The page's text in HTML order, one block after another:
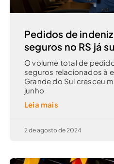
Pedidos de
seguros no RS já
O volume total de
seguros relacionados à
Grande do Sul cresceu
junho
Leia mais
2 de agosto de 2024